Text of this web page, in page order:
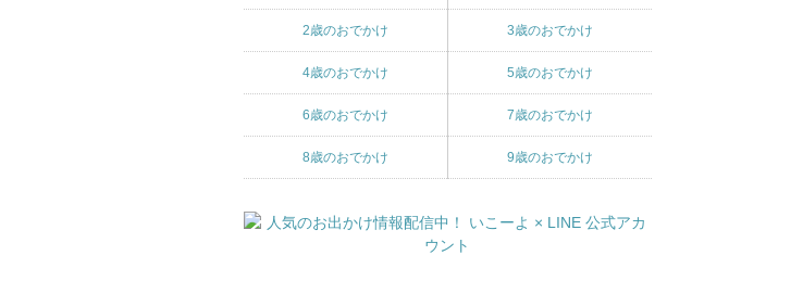
2歳のおでかけ 3歳のおでかけ
4歳のおでかけ 5歳のおでかけ
6歳のおでかけ 7歳のおでかけ
8歳のおでかけ 9歳のおでかけ